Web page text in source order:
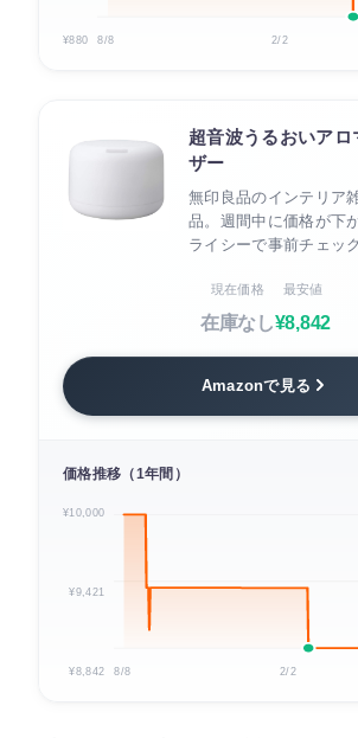
¥880 8/8 2/2
超音波うるおいアロ
ザー
無印良品のインテリア
品。週間中に価格が下
ライシーで事前チェッ
現在価格
在庫なし
最安値
¥8,842
Amazonで見る
価格推移（1年間）
¥10,000
¥9,421
¥8,842 8/8 2/2